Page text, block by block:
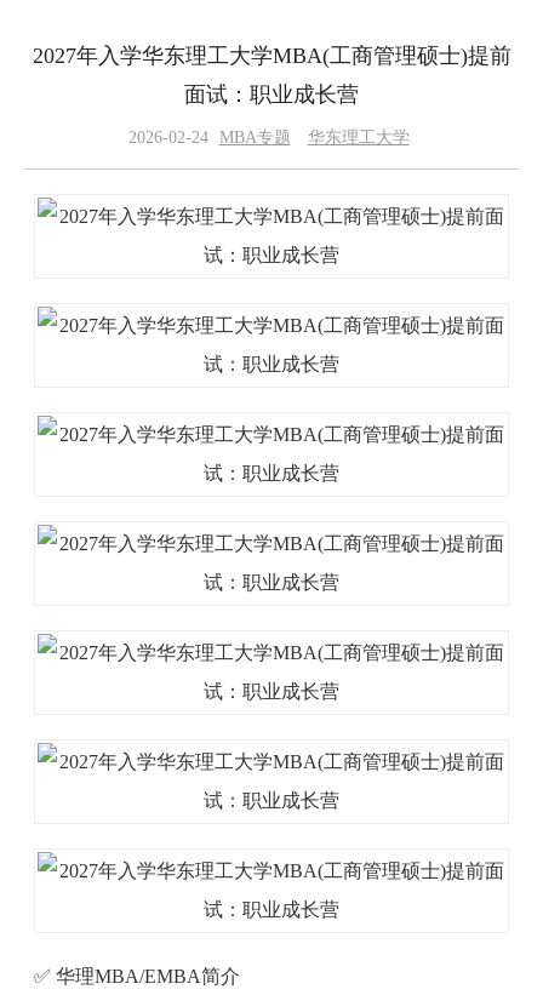
2027年入学华东理工大学MBA(工商管理硕士)提前
面试：职业成长营
2026-02-24 MBA专题 华东理工大学
✅ 华理MBA/EMBA简介